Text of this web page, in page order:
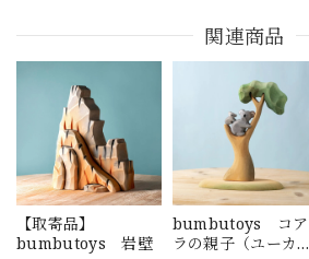
関連商品
【取寄品】
bumbutoys 岩壁
bumbutoys コア
ラの親子（ユーカリ